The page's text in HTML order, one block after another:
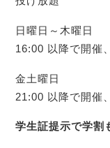
日曜日～木曜日
16:00 以降で開催
金土曜日
21:00 以降で開催
学生証提示で学割